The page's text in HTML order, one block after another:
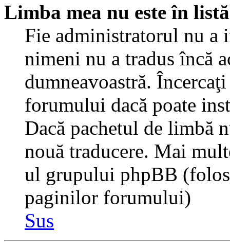
Limba mea nu este în
Fie administratorul nu a
nimeni nu a tradus încă
dumneavoastră.
forumului dacă poate
Dacă pachetul de limbă
nouă traducere. Mai
ul grupului phpBB
paginilor forumului)
Sus